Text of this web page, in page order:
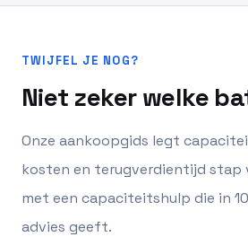
TWIJFEL JE NOG?
Niet zeker welke
Onze aankoopgids legt
kosten en terugverdientijd
met een capaciteitshulp die in
advies geeft.